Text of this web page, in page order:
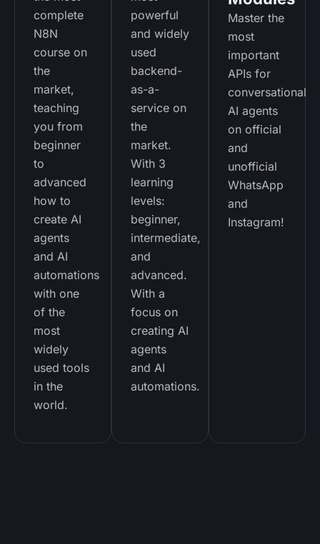
complete
N8N
course on
the
market,
teaching
you from
beginner
to
advanced
how to
create AI
agents
and AI
automations
with one
of the
most
widely
used tools
in the
world.
powerful
and widely
used
backend-
as-a-
service on
the
market.
With 3
learning
levels:
beginner,
intermediate,
and
advanced.
With a
focus on
creating AI
agents
and AI
automations.
Master the
most
important
APIs for
conversational
AI agents
on official
and
unofficial
WhatsApp
and
Instagram!